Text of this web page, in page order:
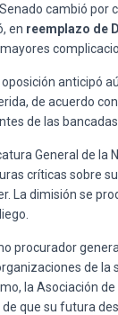
cambió
en reemplazo de
anticipó
de acuerdo
de las
General de la
críticas sobre
La dimisión se
procurador
de
la Asociación
que su futura